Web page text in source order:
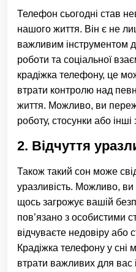
Телефон сьогодні став
нашого життя. Він є не
важливим інструментом
роботи та соціальної
крадіжка телефону, це
втрати контролю над
життя. Можливо, ви
роботу, стосунки або інші
2. Відчуття
Також такий сон може
уразливість. Можливо,
щось загрожує вашій
пов’язано з особистими
відчуваєте недовіру або
Крадіжка телефону у сні
втрати важливих для вас